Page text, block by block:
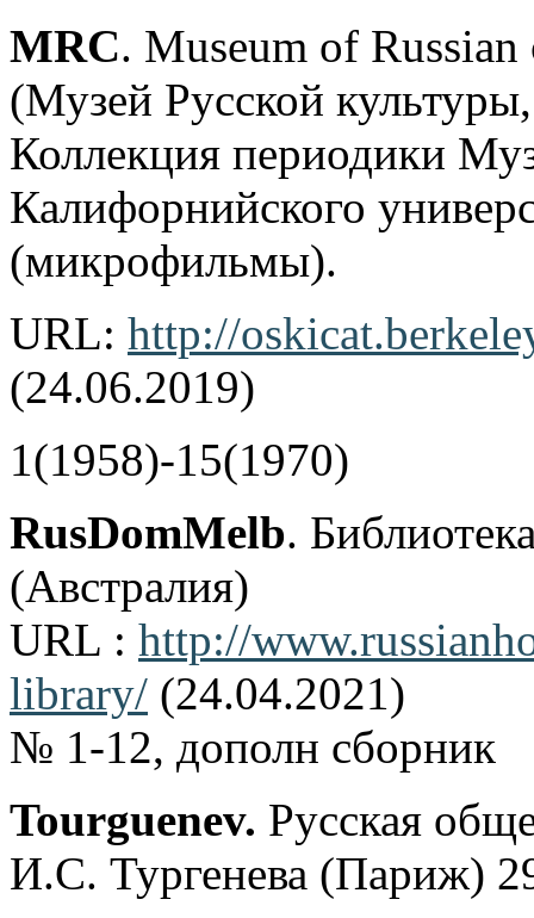
MRC. Museum of
(Музей Русской
Коллекция периодики
Калифорнийского
(микрофильмы).
URL: http://
(24.06.2019)
1(1958)-15(1970)
RusDomMelb.
(Австралия)
URL : http://
library/ (24.04.2021)
№ 1-12, дополн сборник
Tourguenev. Русская
И.С. Тургенева (Париж)